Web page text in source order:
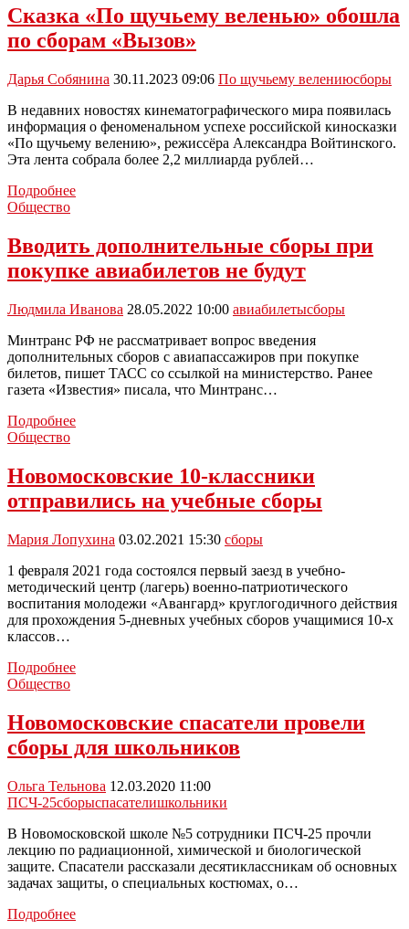
кинотеатрах
в
праздники
новый
рекорд
Сказка «По щучьему веленью» обошла
по сборам «Вызов»
Дарья Собянина 30.11.2023 09:06 По щучьему велениюсборы
В недавних новостях кинематографического мира появилась
информация о феноменальном успехе российской киносказки
«По щучьему велению», режиссёра Александра Войтинского.
Эта лента собрала более 2,2 миллиарда рублей…
ПодробнееСказка
обошла
по
«Вызов»
Общество
Вводить дополнительные сборы при
покупке авиабилетов не будут
Людмила Иванова 28.05.2022 10:00 авиабилетысборы
Минтранс РФ не рассматривает вопрос введения
дополнительных сборов с авиапассажиров при покупке
билетов, пишет ТАСС со ссылкой на министерство. Ранее
газета «Известия» писала, что Минтранс…
ПодробнееВводить
покупке
авиабилетов
будут
Общество
Новомосковские 10-классники
отправились на учебные сборы
Мария Лопухина 03.02.2021 15:30 сборы
1 февраля 2021 года состоялся первый заезд в учебно-
методический центр (лагерь) военно-патриотического
воспитания молодежи «Авангард» круглогодичного действия
для прохождения 5-дневных учебных сборов учащимися 10-х
классов…
ПодробнееНовомосковские
на
учебные
Общество
Новомосковские спасатели провели
сборы для школьников
Ольга Тельнова 12.03.2020 11:00
ПСЧ-25сборыспасателишкольники
В Новомосковской школе №5 сотрудники ПСЧ-25 прочли
лекцию по радиационной, химической и биологической
защите. Спасатели рассказали десятиклассникам об основных
задачах защиты, о специальных костюмах, о…
ПодробнееНовомосковские